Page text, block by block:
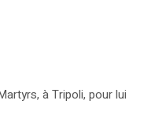
à Tripoli, pour lui